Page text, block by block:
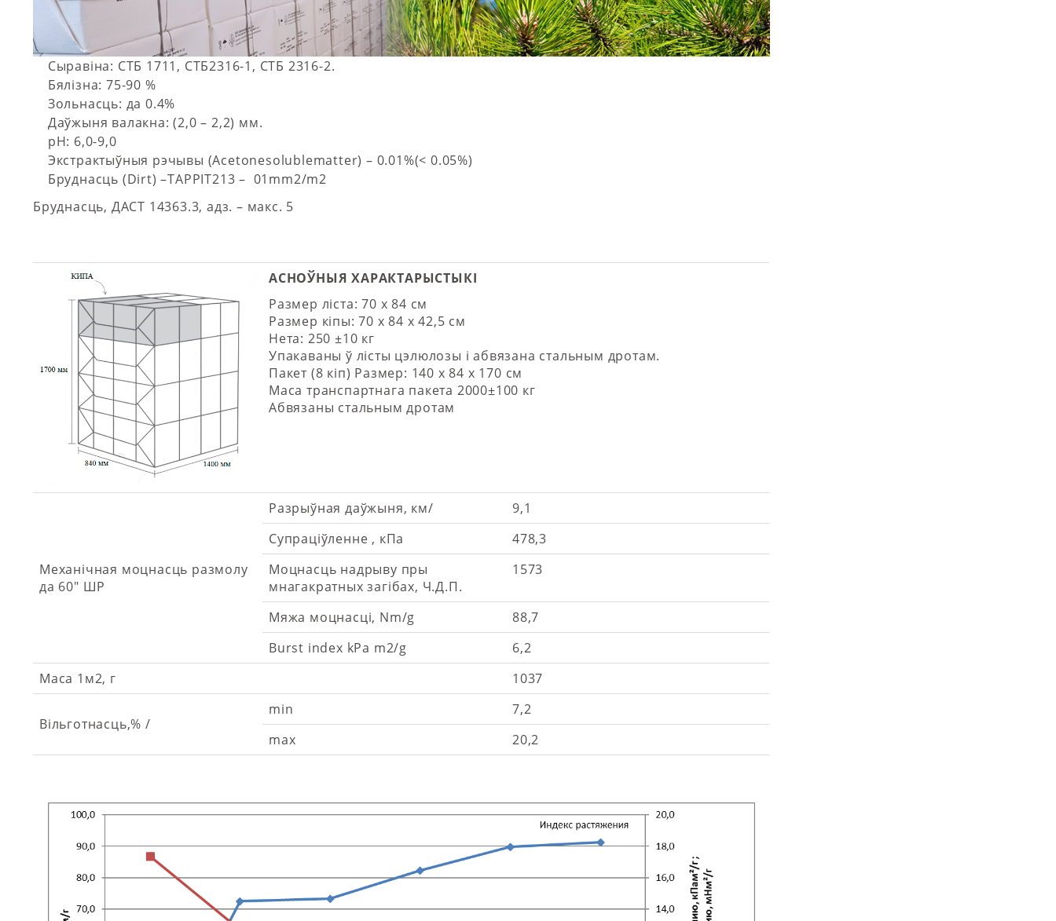
Сыравіна: СТБ 1711, СТБ2316-1, СТБ 2316-2.
Бялізна: 75-90 %
Зольнасць: да 0.4%
Даўжыня валакна: (2,0 – 2,2) мм.
pH: 6,0-9,0
Экстрактыўныя рэчывы (Acetonesolublematter) – 0.01%(< 0.05%)
Бруднасць (Dirt) –TAPPIТ213 – 01mm2/m2
Бруднасць, ДАСТ 14363.3, адз. – макс. 5
АСНОЎНЫЯ ХАРАКТАРЫСТЫКІ
Размер ліста: 70 х 84 см
Размер кіпы: 70 х 84 х 42,5 см
Нета: 250 ±10 кг
Упакаваны ў лісты цэлюлозы і абвязана стальным дротам.
Пакет (8 кіп) Размер: 140 х 84 х 170 см
Маса транспартнага пакета 2000±100 кг
Абвязаны стальным дротам
Механічная моцнасць размолу
да 60" ШР
Разрыўная даўжыня, км/
9,1
Супраціўленне , кПа
478,3
Моцнасць надрыву пры
мнагакратных загібах, Ч.Д.П.
1573
Мяжа моцнасці, Nm/g
88,7
Burst index kPa m2/g
6,2
Маса 1м2, г
1037
Вільготнасць,% /
min
7,2
max
20,2